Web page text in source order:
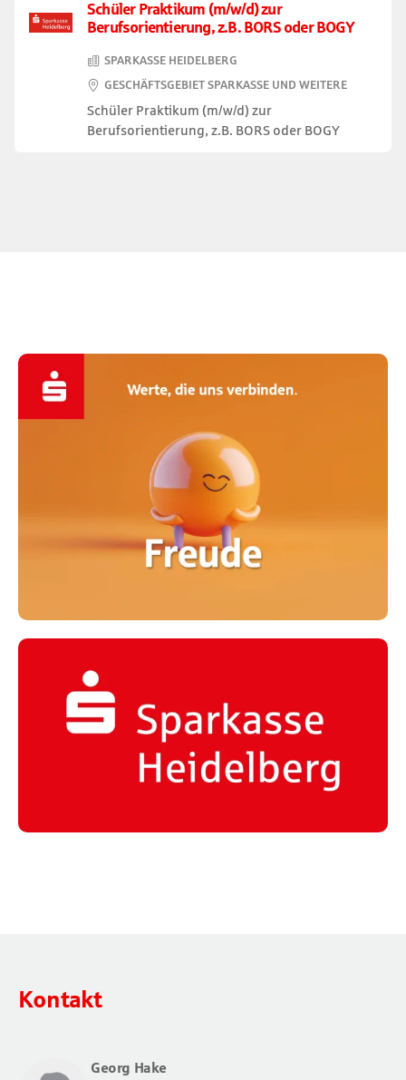
Schüler Praktikum (m/w/d) zur
Berufsorientierung, z.B. BORS oder BOGY
SPARKASSE HEIDELBERG
GESCHÄFTSGEBIET SPARKASSE UND WEITERE
Schüler Praktikum (m/w/d) zur
Berufsorientierung, z.B. BORS oder BOGY
Kontakt
Georg Hake